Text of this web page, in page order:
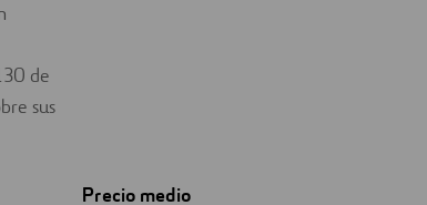
de
sus
Precio medio